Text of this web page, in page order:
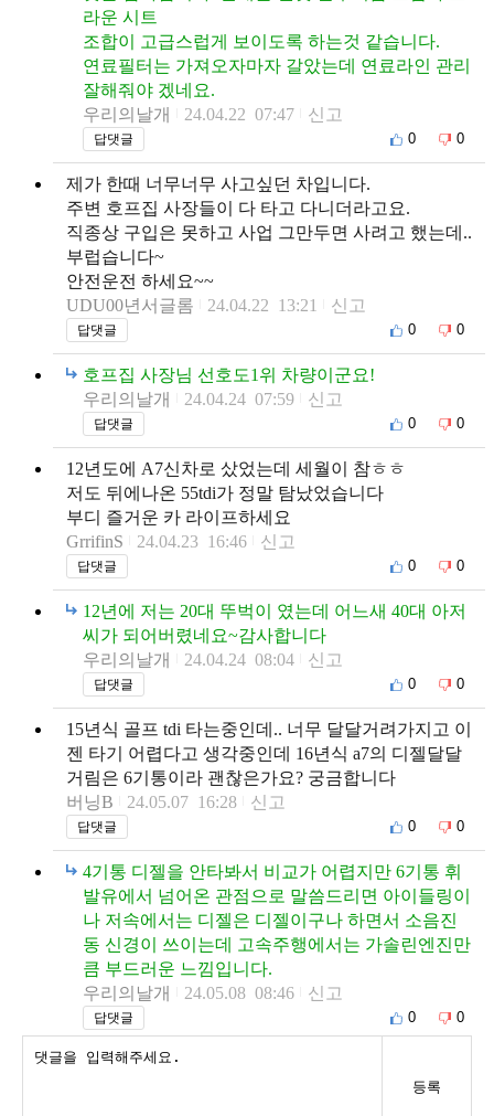
라운 시트
조합이 고급스럽게 보이도록 하는것 같습니다.
연료필터는 가져오자마자 갈았는데 연료라인 관리
잘해줘야 겠네요.
우리의날개
24.04.22 07:47 신고
답댓글 0 0
제가 한때 너무너무 사고싶던 차입니다.
주변 호프집 사장들이 다 타고 다니더라고요.
직종상 구입은 못하고 사업 그만두면 사려고 했는데..
부럽습니다~
안전운전 하세요~~
UDU00년서글롬
24.04.22 13:21 신고
답댓글 0 0
호프집 사장님 선호도1위 차량이군요!
우리의날개
24.04.24 07:59 신고
답댓글 0 0
12년도에 A7신차로 샀었는데 세월이 참ㅎㅎ
저도 뒤에나온 55tdi가 정말 탐났었습니다
부디 즐거운 카 라이프하세요
GrrifinS
24.04.23 16:46 신고
답댓글 0 0
12년에 저는 20대 뚜벅이 였는데 어느새 40대 아저
씨가 되어버렸네요~감사합니다
우리의날개
24.04.24 08:04 신고
답댓글 0 0
15년식 골프 tdi 타는중인데.. 너무 달달거려가지고 이
젠 타기 어렵다고 생각중인데 16년식 a7의 디젤달달
거림은 6기통이라 괜찮은가요? 궁금합니다
버닝B
24.05.07 16:28 신고
답댓글 0 0
4기통 디젤을 안타봐서 비교가 어렵지만 6기통 휘
발유에서 넘어온 관점으로 말씀드리면 아이들링이
나 저속에서는 디젤은 디젤이구나 하면서 소음진
동 신경이 쓰이는데 고속주행에서는 가솔린엔진만
큼 부드러운 느낌입니다.
우리의날개
24.05.08 08:46 신고
답댓글 0 0
등록